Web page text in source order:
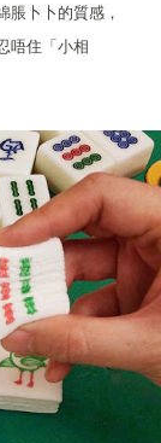
脹卜卜的質感，
唔住「小相